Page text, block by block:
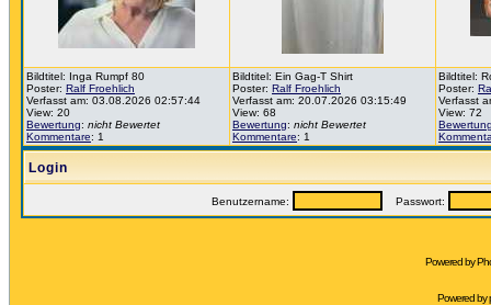
Bildtitel: Inga Rumpf 80
Poster: Ralf Froehlich
Verfasst am: 03.08.2026 02:57:44
View: 20
Bewertung: nicht Bewertet
Kommentare: 1
Bildtitel: Ein Gag-T Shirt
Poster: Ralf Froehlich
Verfasst am: 20.07.2026 03:15:49
View: 68
Bewertung: nicht Bewertet
Kommentare: 1
Bildtitel:
Poster:
Verfasst
View: 72
Login
Benutzername: Passwort:
Powered by
Powered by